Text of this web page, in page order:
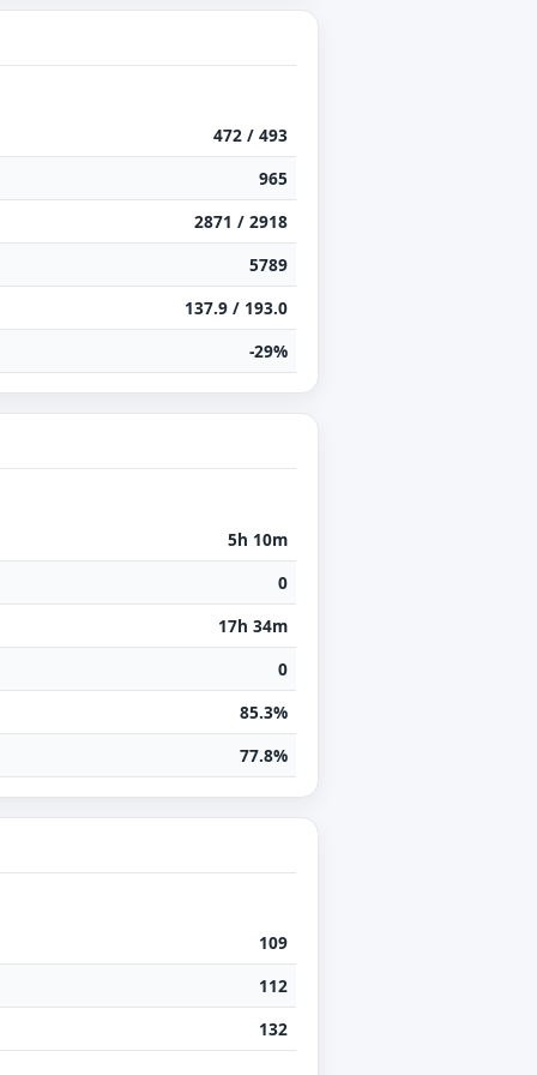
472 / 493
965
2871 / 2918
5789
137.9 / 193.0
-29%
5h 10m
0
17h 34m
0
85.3%
77.8%
109
112
132